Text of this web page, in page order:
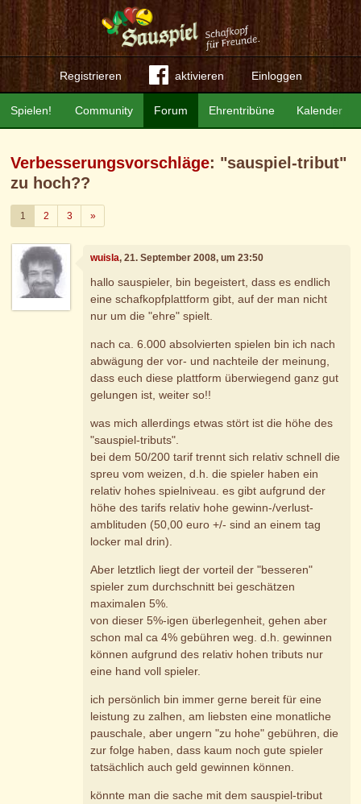
Registrieren aktivieren Einloggen
Community Forum Ehrentribüne Kalender
Spielen!
Verbesserungsvorschläge: "sauspiel-tribut"
zu hoch??
1 2 3 »Weiter
wuisla, 21. September 2008, um 23:50
hallo sauspieler, bin begeistert, dass es endlich
eine schafkopfplattform gibt, auf der man nicht
nur um die "ehre" spielt.
nach ca. 6.000 absolvierten spielen bin ich nach
abwägung der vor- und nachteile der meinung,
dass euch diese plattform überwiegend ganz gut
gelungen ist, weiter so!!
was mich allerdings etwas stört ist die höhe des
"sauspiel-tributs".
bei dem 50/200 tarif trennt sich relativ schnell die
spreu vom weizen, d.h. die spieler haben ein
relativ hohes spielniveau. es gibt aufgrund der
höhe des tarifs relativ hohe gewinn-/verlust-
amblituden (50,00 euro +/- sind an einem tag
locker mal drin).
Aber letztlich liegt der vorteil der "besseren"
spieler zum durchschnitt bei geschätzen
maximalen 5%.
von dieser 5%-igen überlegenheit, gehen aber
schon mal ca 4% gebühren weg. d.h. gewinnen
können aufgrund des relativ hohen tributs nur
eine hand voll spieler.
ich persönlich bin immer gerne bereit für eine
leistung zu zalhen, am liebsten eine monatliche
pauschale, aber ungern "zu hohe" gebühren, die
zur folge haben, dass kaum noch gute spieler
tatsächlich auch geld gewinnen können.
könnte man die sache mit dem sauspiel-tribut